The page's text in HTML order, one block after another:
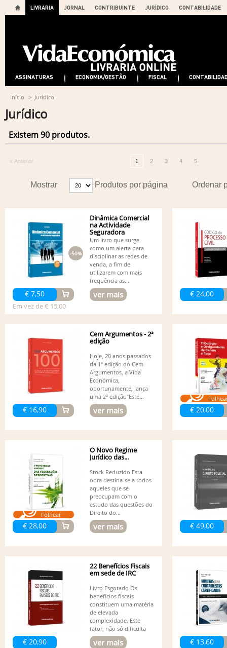
LIVRARIA JORNAL CONTRIBUINTE JURÍDICO CONTABILIDADE
ASSINATURAS ECONOMIA/GESTÃO FISCAL
Início > Jurídico
Jurídico
Existem 90 produtos.
« Anterior 1 2 3 4 5
Ordenar
Mostrar Produtos por página
€ 7,50
Em vez de € 15,00
-50%
Dinâmica Comercial
na Actividade
Seguradora
Um livro que surge
como um alerta para
disciplinar as redes de
venda, a fim de
utilizarem com mais
frequência as...
ver mais € 24,00
€ 16,90
Cem Argumentos - 2ª
edição
Hoje, 20 anos passados
da 1ª edição do Cem
Argumentos, a Vida
Económica,
oportunamente, lança
uma 2ª edição“Este...
ver mais € 20,00
Folhear
€ 28,00
O Novo Regime
Jurídico das...
Stock Reduzido Esta
obra destina-se a todos
aqueles que se
preocupam com o
estudo das questões do
Direito do...
ver mais € 49,00
€ 20,90
22 Benefícios Fiscais
em sede de IRC
Livro Esgotado Os
benefícios fiscais
constituem uma matéria
de elevada
complexidade. Este
fator, não só dificulta
a...
ver mais € 13,60